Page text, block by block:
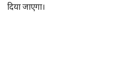
दिया जाएगा।